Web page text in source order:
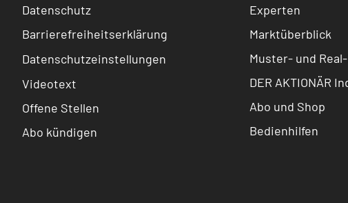
Datenschutz
Barrierefreiheitserklärung
Datenschutzeinstellungen
Videotext
Offene Stellen
Abo kündigen
Experten
Marktüberblick
Muster- und
DER AKTIONÄR
Abo und Shop
Bedienhilfen